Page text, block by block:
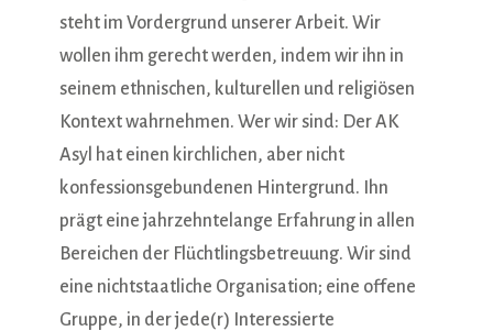
steht im Vordergrund unserer Arbeit. Wir
wollen ihm gerecht werden, indem wir ihn in
seinem ethnischen, kulturellen und religiösen
Kontext wahrnehmen. Wer wir sind: Der AK
Asyl hat einen kirchlichen, aber nicht
konfessionsgebundenen Hintergrund. Ihn
prägt eine jahrzehntelange Erfahrung in allen
Bereichen der Flüchtlingsbetreuung. Wir sind
eine nichtstaatliche Organisation; eine offene
Gruppe, in der jede(r) Interessierte